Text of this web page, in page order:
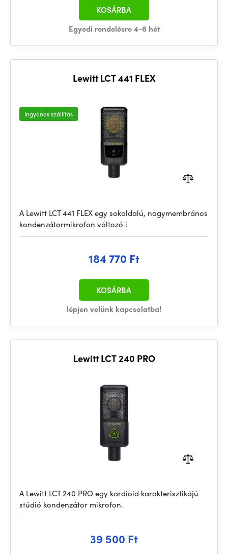
Egyedi rendelésre 4-6 hét
KOSÁRBA
Lewitt LCT 441 FLEX
Ingyenes szállítás
A Lewitt LCT 441 FLEX egy sokoldalú, nagymembrános
kondenzátormikrofon változó i
184 770 Ft
lépjen velünk kapcsolatba!
KOSÁRBA
Lewitt LCT 240 PRO
A Lewitt LCT 240 PRO egy kardioid karakterisztikájú
stúdió kondenzátor mikrofon.
39 500 Ft